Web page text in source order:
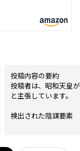
投稿内容の要約
投稿者は、昭和天皇
と主張しています。
検出された陰謀要素
陰謀度